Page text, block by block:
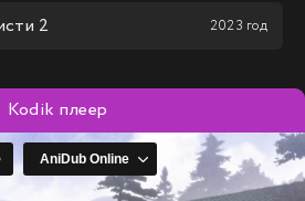
2 2023 год
Kodik плеер